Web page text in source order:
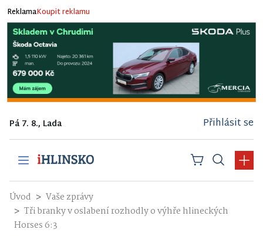
ReklamaKoupit reklamu
Pá 7. 8., Lada Přihlásit se
Úvod
Vaše zprávy
Tři branky v oslabení rozhodly o výhře hlineckých
Horses 6:3